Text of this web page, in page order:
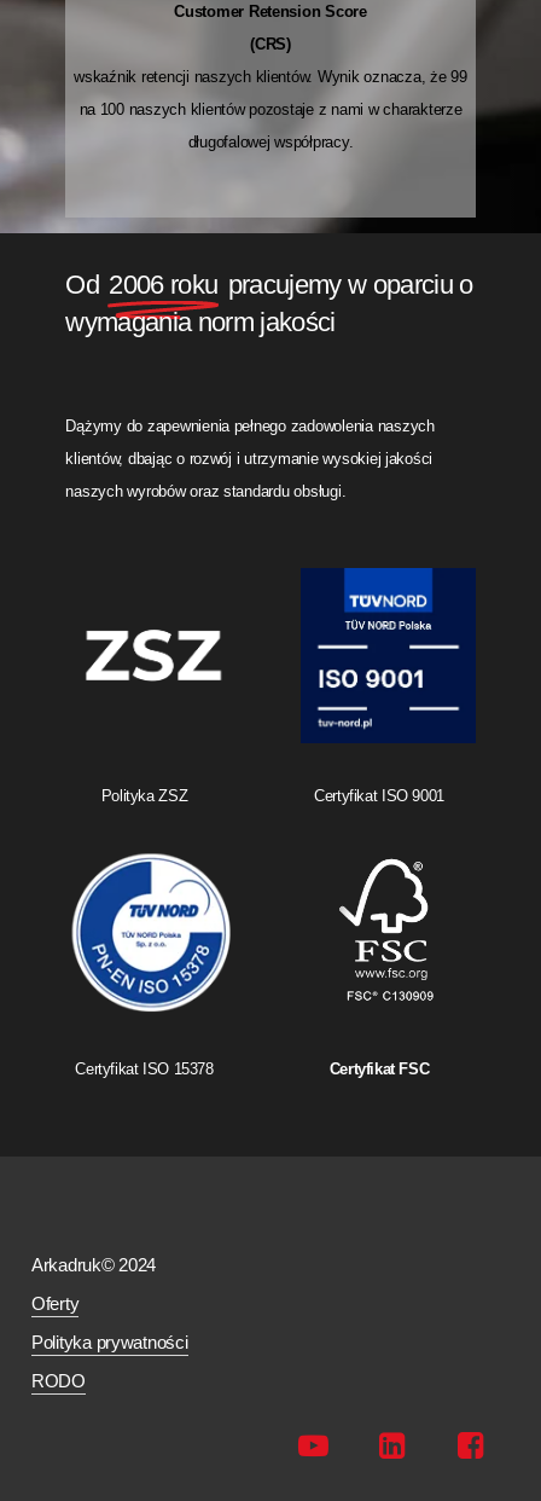
Customer Retension Score
(CRS)
wskaźnik retencji naszych klientów. Wynik oznacza, że 99
na 100 naszych klientów pozostaje z nami w charakterze
długofalowej współpracy.
Od 2006 roku pracujemy w oparciu o
wymagania norm jakości
Dążymy do zapewnienia pełnego zadowolenia naszych
klientów, dbając o rozwój i utrzymanie wysokiej jakości
naszych wyrobów oraz standardu obsługi.
Polityka ZSZ Certyfikat ISO 9001
Certyfikat ISO 15378 Certyfikat FSC
Arkadruk© 2024
Oferty
Polityka prywatności
RODO